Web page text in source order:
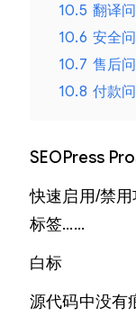
10.5 翻译
10.6 安全
10.7 售后
10.8 付款
SEOPress
快速启用/禁
标签……
白标
源代码中没有